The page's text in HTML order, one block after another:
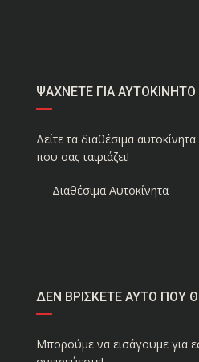
ΨΑΧΝΕΤΕ ΓΙΑ ΑΥΤΟΚΙΝΗΤΟ
Δείτε τα διαθέσιμα
που σας ταιριάζει!
Διαθέσιμα Αυτοκίνητα
ΔΕΝ ΒΡΙΣΚΕΤΕ ΑΥΤΟ ΠΟΥ
Μπορούμε να εισάγουμε για